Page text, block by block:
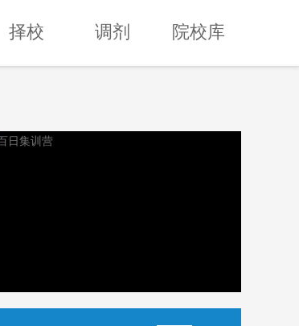
择校 调剂 院校库